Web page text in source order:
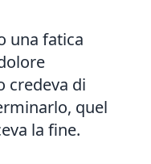
una fatica
credeva di
quel
la fine.